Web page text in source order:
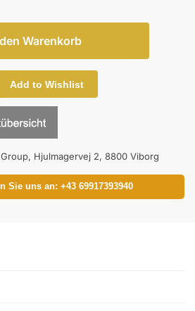
Warenkorb
Add to Wishlist
Hjulmagervej 2, 8800 Viborg
Sie uns an: +43 69917393940